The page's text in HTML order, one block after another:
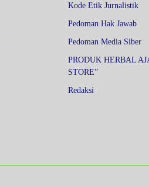
Kode Etik Jurnalistik
Pedoman Hak Jawab
Pedoman Media Siber
PRODUK HERBAL
STORE”
Redaksi